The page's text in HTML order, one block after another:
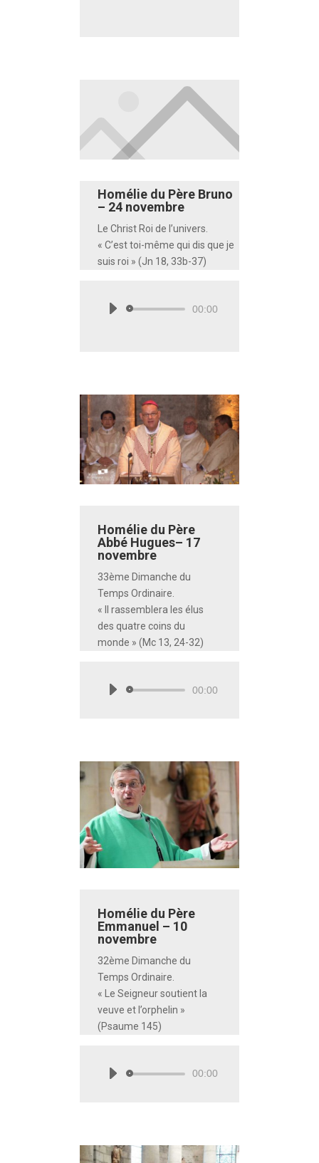
Homélie du Père Bruno
– 24 novembre
Le Christ Roi de l’univers.
« C’est toi-même qui dis que je
suis roi » (Jn 18, 33b-37)
Lecteur00:00
Homélie du Père
Abbé Hugues– 17
novembre
33ème Dimanche du
Temps Ordinaire.
« Il rassemblera les élus
des quatre coins du
monde » (Mc 13, 24-32)
Lecteur00:00
Homélie du Père
Emmanuel – 10
novembre
32ème Dimanche du
Temps Ordinaire.
« Le Seigneur soutient la
veuve et l’orphelin »
(Psaume 145)
Lecteur00:00